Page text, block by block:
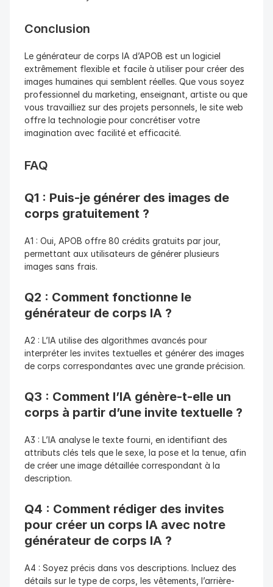
Conclusion
Le générateur de corps IA d’APOB est un logiciel
extrêmement flexible et facile à utiliser pour créer des
images humaines qui semblent réelles. Que vous soyez
professionnel du marketing, enseignant, artiste ou que
vous travailliez sur des projets personnels, le site web
offre la technologie pour concrétiser votre
imagination avec facilité et efficacité.
FAQ
Q1 : Puis-je générer des images de
corps gratuitement ?
A1 : Oui, APOB offre 80 crédits gratuits par jour,
permettant aux utilisateurs de générer plusieurs
images sans frais.
Q2 : Comment fonctionne le
générateur de corps IA ?
A2 : L’IA utilise des algorithmes avancés pour
interpréter les invites textuelles et générer des images
de corps correspondantes avec une grande précision.
Q3 : Comment l’IA génère-t-elle un
corps à partir d’une invite textuelle ?
A3 : L’IA analyse le texte fourni, en identifiant des
attributs clés tels que le sexe, la pose et la tenue, afin
de créer une image détaillée correspondant à la
description.
Q4 : Comment rédiger des invites
pour créer un corps IA avec notre
générateur de corps IA ?
A4 : Soyez précis dans vos descriptions. Incluez des
détails sur le type de corps, les vêtements, l’arrière-